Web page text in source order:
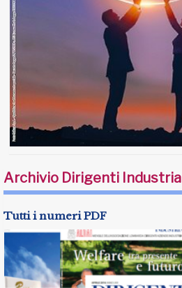
Archivio Dirigenti Industria
Tutti i numeri PDF